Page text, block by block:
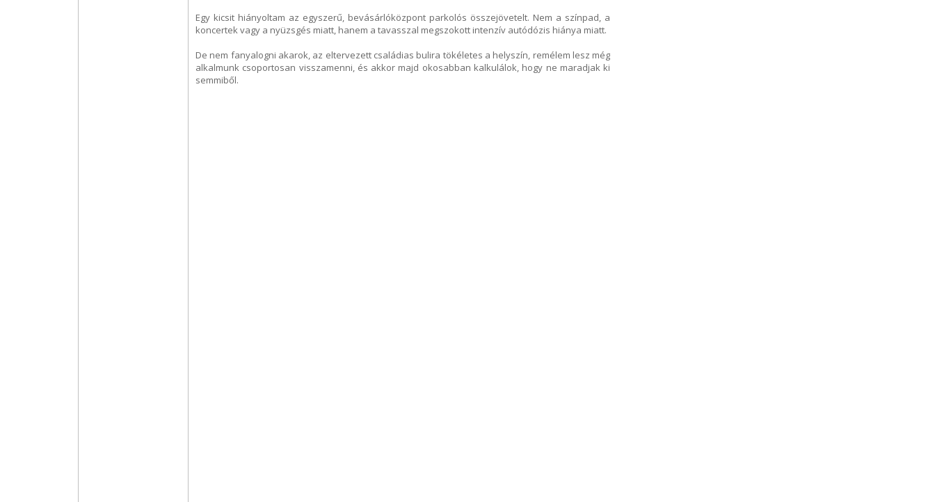
Egy kicsit hiányoltam az egyszerű, bevásárlóközpont parkolós összejövetelt. Nem a színpad, a
koncertek vagy a nyüzsgés miatt, hanem a tavasszal megszokott intenzív autódózis hiánya miatt.
De nem fanyalogni akarok, az eltervezett családias bulira tökéletes a helyszín, remélem lesz még
alkalmunk csoportosan visszamenni, és akkor majd okosabban kalkulálok, hogy ne maradjak ki
semmiből.